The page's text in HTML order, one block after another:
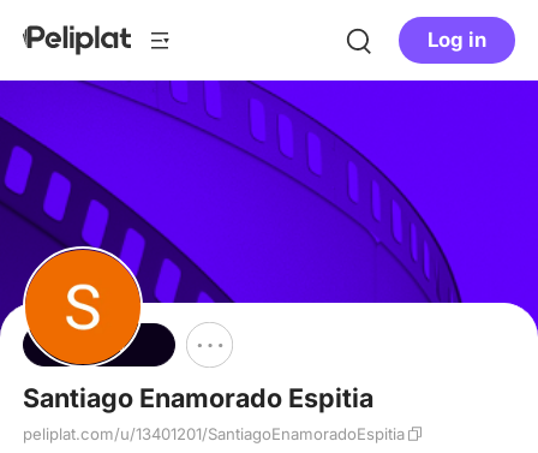
Log in
Follow
Santiago Enamorado Espitia
peliplat.com/u/13401201/SantiagoEnamoradoEspitia